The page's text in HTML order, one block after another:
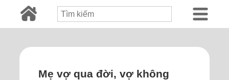
Mẹ vợ qua đời, vợ không